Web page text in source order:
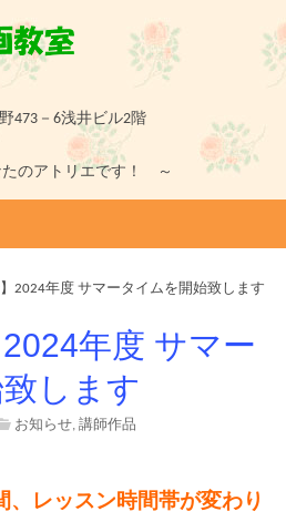
473－6浅井ビル2階
のアトリエです！ ～
】2024年度 サマータイムを開始致します
2024年度 サマー
します
お知らせ, 講師作品
、レッスン時間帯が変わり